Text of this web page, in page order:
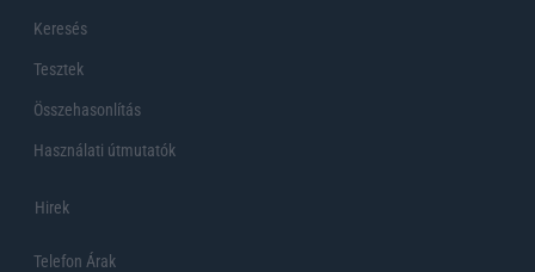
Keresés
Tesztek
Összehasonlítás
Használati útmutatók
Hirek
Telefon Árak